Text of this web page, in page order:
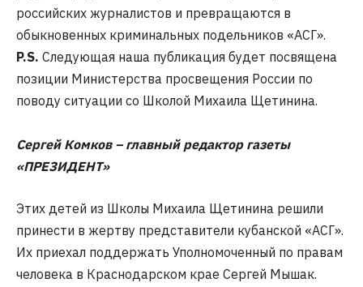
российских журналистов и превращаются в
обыкновенных криминальных подельников «АСГ».
P.S. Следующая наша публикация будет посвящена
позиции Министерства просвещения России по
поводу ситуации со Школой Михаила Щетинина.
Сергей Комков –главный редактор газеты
«ПРЕЗИДЕНТ»
Этих детей из Школы Михаила Щетинина решили
принести в жертву представители кубанской «АСГ».
Их приехал поддержать Уполномоченный по правам
человека в Краснодарском крае Сергей Мышак.